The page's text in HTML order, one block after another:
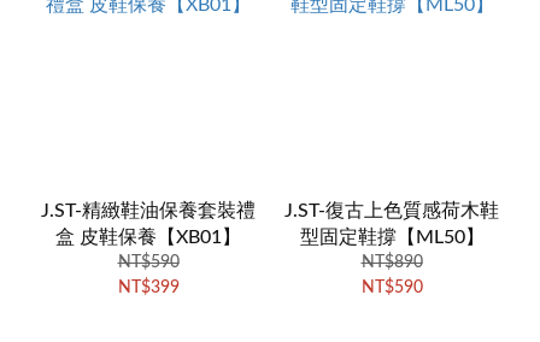
J.ST-精緻鞋油保養套裝禮
盒 皮鞋保養【XB01】
NT$590
NT$399
J.ST-復古上色質感荷木鞋
型固定鞋撐【ML50】
NT$890
NT$590